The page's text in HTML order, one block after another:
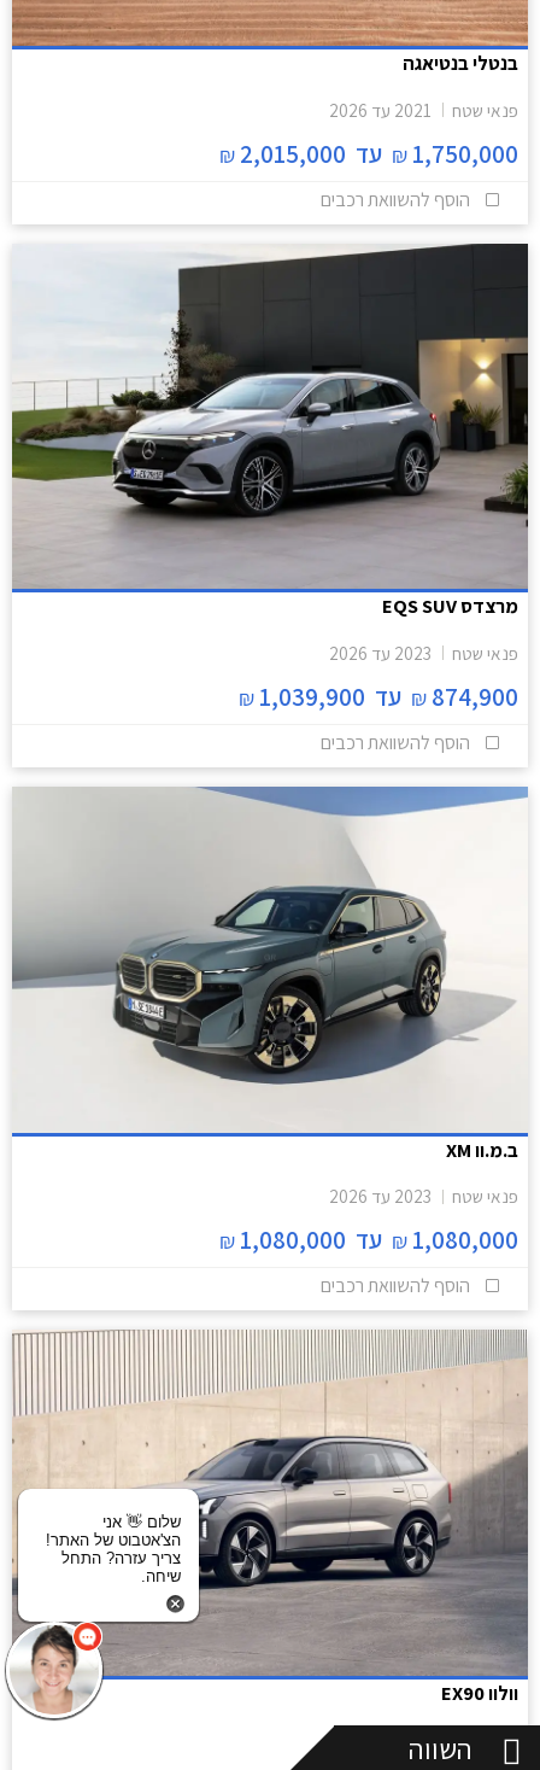
בנטלי בנטיאגה
פנאי שטח 2021 עד 2026
1,750,000
₪ עד 2,015,000
₪
הוסף להשוואת רכבים
מרצדס EQS SUV
פנאי שטח 2023 עד 2026
874,900
₪ עד 1,039,900
₪
הוסף להשוואת רכבים
ב.מ.וו XM
פנאי שטח 2023 עד 2026
1,080,000
₪ עד 1,080,000
₪
הוסף להשוואת רכבים
וולוו EX90
פנאי שטח 2025
2026 השווה
שלום 👋 אני
הצ'אטבוט של האתר!
צריך עזרה? התחל
שיחה.